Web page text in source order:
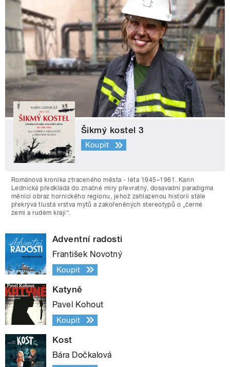
Šikmý kostel 3
Koupit
Románová kronika ztraceného města - léta 1945–1961. Karin
Lednická předkládá do značné míry převratný, dosavadní paradigma
měnící obraz hornického regionu, jehož zahlazenou historii stále
překrývá tlustá vrstva mýtů a zakořeněných stereotypů o „černé
zemi a rudém kraji“.
Adventní radosti
František Novotný
Koupit
Katyně
Pavel Kohout
Koupit
Kost
Bára Dočkalová